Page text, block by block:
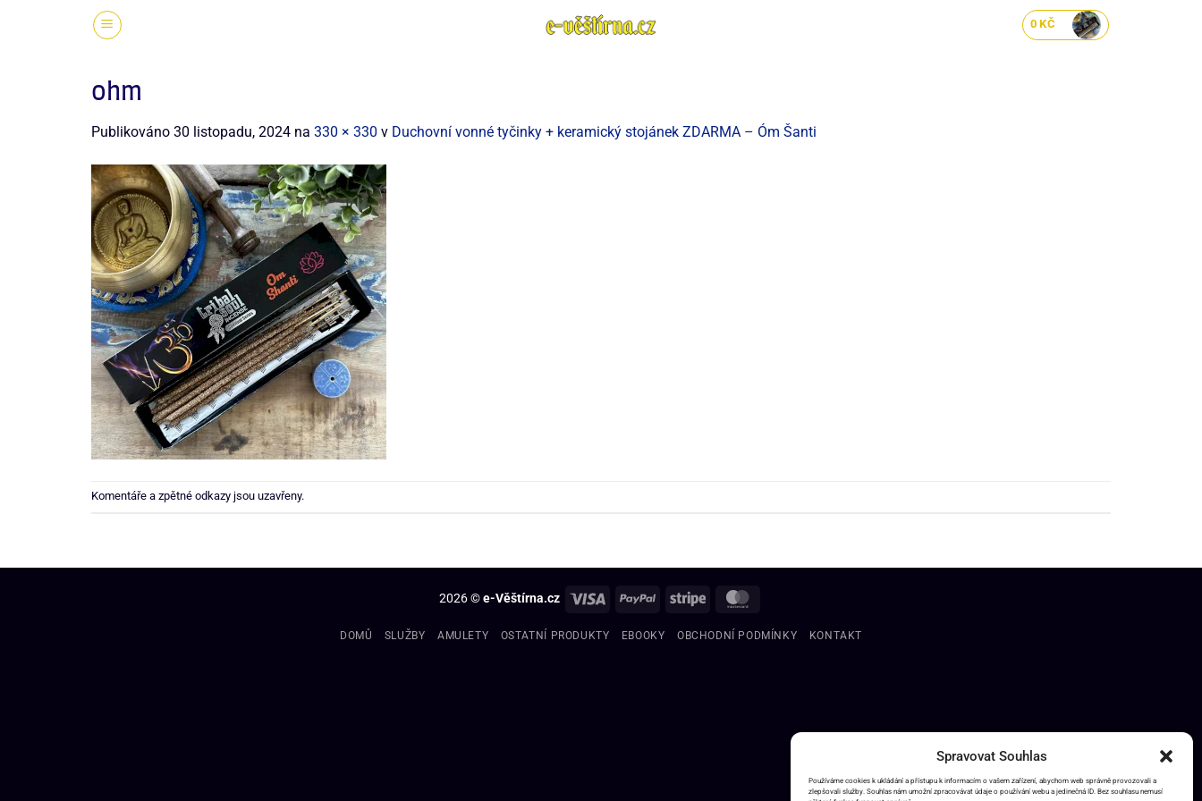
Spravovat Souhlas
Používáme cookies k ukládání a přístupu k informacím o vašem zařízení, abychom web správně provozovali a
zlepšovali služby. Souhlas nám umožní zpracovávat údaje o používání webu a jedinečná ID. Bez souhlasu nemusí
0KČ
ohm
Publikováno 30 listopadu, 2024 na 330 × 330 v Duchovní vonné tyčinky + keramický stojánek ZDARMA – Óm Šanti
Komentáře a zpětné odkazy jsou uzavřeny.
2026 ©e-Věštírna.cz
DOMŮ SLUŽBY AMULETY OSTATNÍ PRODUKTY EBOOKY OBCHODNÍ PODMÍNKY KONTAKT